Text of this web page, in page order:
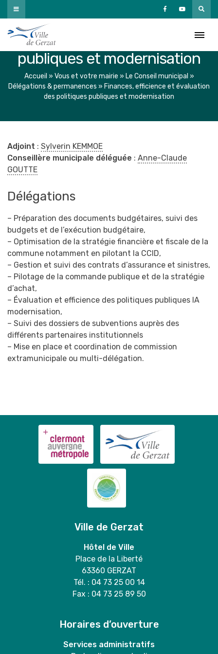
Passer
au
contenu Finances, efficience et
évaluation des politiques
publiques et modernisation
Accueil » Vous et votre mairie » Le Conseil municipal »
Délégations & permanences » Finances, efficience et évaluation
des politiques publiques et modernisation
Adjoint : Sylverin KEMMOE
Conseillère municipale déléguée : Anne-Claude
GOUTTE
Délégations
– Préparation des documents budgétaires, suivi des
budgets et de l’exécution budgétaire,
– Optimisation de la stratégie financière et fiscale de la
commune notamment en pilotant la CCID,
– Gestion et suivi des contrats d’assurance et sinistres,
– Pilotage de la commande publique et de la stratégie
d’achat,
– Évaluation et efficience des politiques publiques IA
modernisation,
– Suivi des dossiers de subventions auprès des
différents partenaires institutionnels
– Mise en place et coordination de commission
extramunicipale ou multi-délégation.
Ville de Gerzat
Hôtel de Ville
Place de la Liberté
63360 GERZAT
Tél. : 04 73 25 00 14
Fax : 04 73 25 89 50
Horaires d’ouverture
Services administratifs